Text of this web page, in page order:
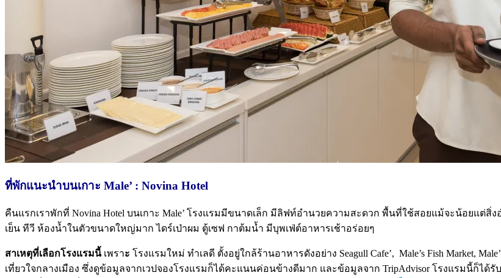
ที่พักแนะนำบนเกาะ Male’ : Novina Hotel
คืนแรกเราพักที่ Novina Hotel บนเกาะ Male’ โรงแรมมีขนาดเล็ก มีลิฟท์อำนวยความสะดวก พื้นที่ใช้สอยแม้จะน้อยแต่
เย็น ทีวี ห้องน้ำในตัวขนาดใหญ่มาก ไดร์เป่าผม ตู้เซฟ กาต้มน้ำ มีบุพเฟ่ต์อาหารเช้าอร่อยๆ
สาเหตุที่เลือกโรงแรมนี้ เพราะ โรงแรมใหม่ ทำเลดี ตั้งอยู่ใกล้ร้านอาหารดังอย่าง Seagull Cafe’, Male’s Fish Market,
เที่ยวใจกลางเมือง ซึ่งดูข้อมูลจากเวปจองโรงแรมก็ได้คะแนนค่อนข้างดีมาก และข้อมูลจาก TripAdvisor โรงแรมนี้ก็ได้